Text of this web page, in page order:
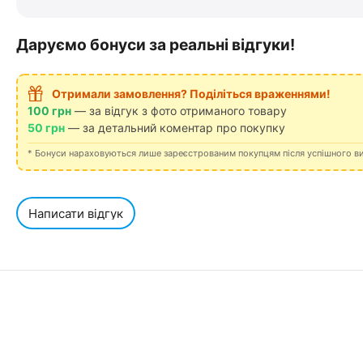
Даруємо бонуси за реальні відгуки!
Отримали замовлення? Поділіться враженнями!
100 грн — за відгук з фото отриманого товару
50 грн — за детальний коментар про покупку
* Бонуси нараховуються лише зареєстрованим покупцям після успішного
Написати відгук